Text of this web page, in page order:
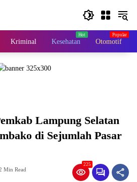
Kriminal Kesehatan Otomotif
Lampung Selatan
di Sejumlah Pasar
Min Read
225